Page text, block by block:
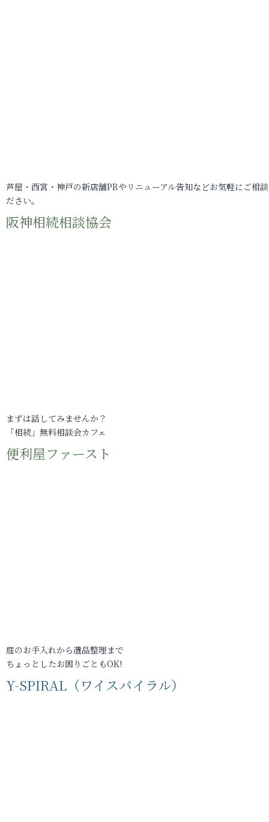
芦屋・西宮・神戸の新店舗PRやリニューアル告知などお気軽にご相
ださい。
阪神相続相談協会
まずは話してみませんか？
「相続」無料相談会カフェ
便利屋ファースト
庭のお手入れから遺品整理まで
ちょっとしたお困りごともOK!
Y-SPIRAL（ワイスパイラル）